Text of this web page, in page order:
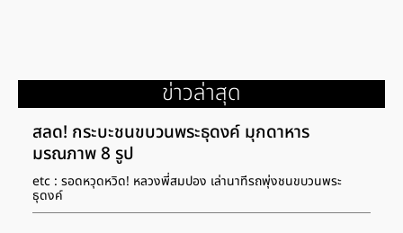
ข่าวล่าสุด
สลด! กระบะชนขบวนพระธุดงค์ มุกดาหาร
มรณภาพ 8 รูป
etc : รอดหวุดหวิด! หลวงพี่สมปอง เล่านาทีรถพุ่งชนขบวนพระ
ธุดงค์